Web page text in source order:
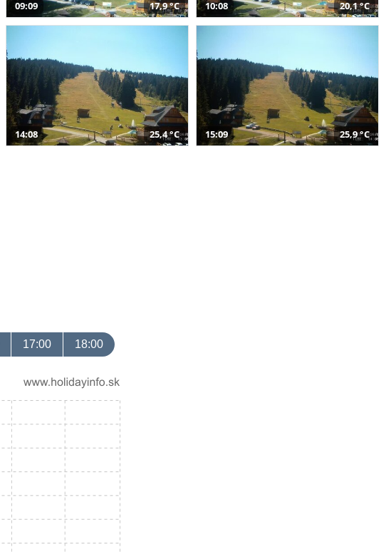
09:09 17,9 °C 10:08 20,1 °C
14:08 25,4 °C 15:09 25,9 °C
17:00 18:00